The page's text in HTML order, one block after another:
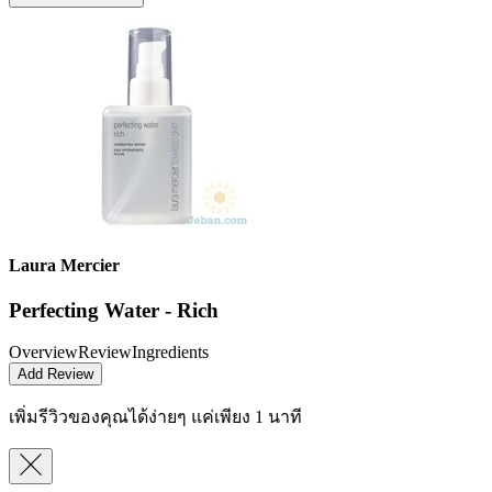
Laura Mercier
Perfecting Water - Rich
OverviewReviewIngredients
Add Review
เพิ่มรีวิวของคุณได้ง่ายๆ แค่เพียง 1 นาที